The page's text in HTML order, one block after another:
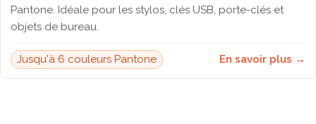
Pantone. Idéale pour les stylos, clés USB, porte-clés et
objets de bureau.
Jusqu'à 6 couleurs Pantone En savoir plus →